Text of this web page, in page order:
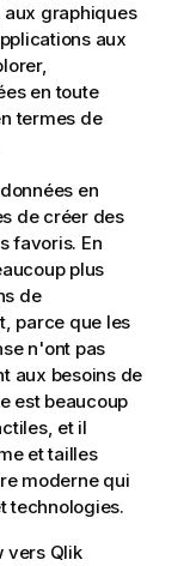
graphiques
aux
en toute
termes de
en
de créer des
favoris. En
plus
de
parce que les
n'ont pas
aux besoins de
est beaucoup
et il
et tailles
moderne qui
technologies.
vers Qlik